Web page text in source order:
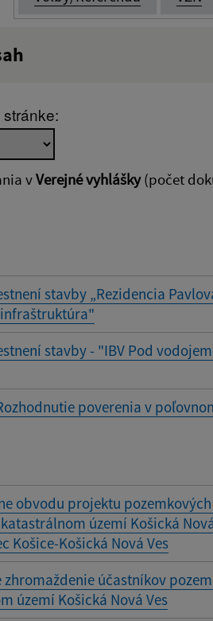
do:
vVerejné vyhlášky(počet
stavby „Rezidencia
infraštruktúra"
stavby - "IBV Pod
poverenia v
obvodu projektu
území Košická
Košice-Košická Nová Ves
zhromaždenie účastníkov
území Košická Nová Ves